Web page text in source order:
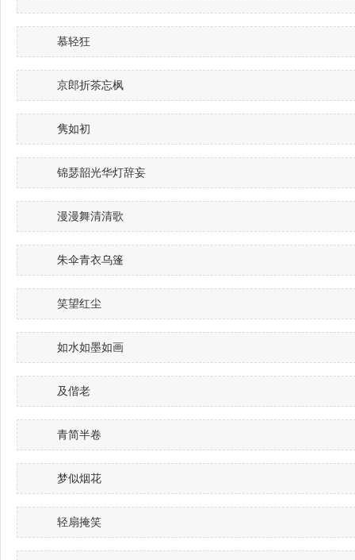
慕轻狂
京郎折茶忘枫
隽如初
锦瑟韶光华灯辞妄
漫漫舞清清歌
朱伞青衣乌篷
笑望红尘
如水如墨如画
及偕老
青简半卷
梦似烟花
轻扇掩笑